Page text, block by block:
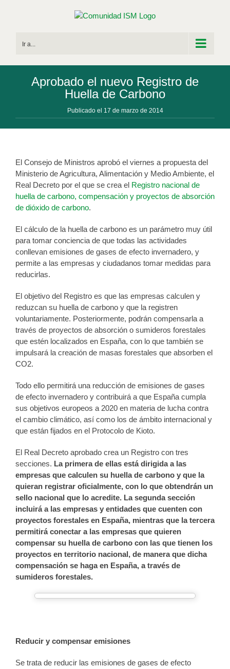
Ir a...
Aprobado el nuevo Registro de
Huella de Carbono
Publicado el 17 de marzo de 2014
El Consejo de Ministros aprobó el viernes a propuesta del
Ministerio de Agricultura, Alimentación y Medio Ambiente, el
Real Decreto por el que se crea el Registro nacional de
huella de carbono, compensación y proyectos de absorción
de dióxido de carbono.
El cálculo de la huella de carbono es un parámetro muy útil
para tomar conciencia de que todas las actividades
conllevan emisiones de gases de efecto invernadero, y
permite a las empresas y ciudadanos tomar medidas para
reducirlas.
El objetivo del Registro es que las empresas calculen y
reduzcan su huella de carbono y que la registren
voluntariamente. Posteriormente, podrán compensarla a
través de proyectos de absorción o sumideros forestales
que estén localizados en España, con lo que también se
impulsará la creación de masas forestales que absorben el
CO2.
Todo ello permitirá una reducción de emisiones de gases
de efecto invernadero y contribuirá a que España cumpla
sus objetivos europeos a 2020 en materia de lucha contra
el cambio climático, así como los de ámbito internacional y
que están fijados en el Protocolo de Kioto.
El Real Decreto aprobado crea un Registro con tres
secciones. La primera de ellas está dirigida a las
empresas que calculen su huella de carbono y que la
quieran registrar oficialmente, con lo que obtendrán un
sello nacional que lo acredite. La segunda sección
incluirá a las empresas y entidades que cuenten con
proyectos forestales en España, mientras que la tercera
permitirá conectar a las empresas que quieren
compensar su huella de carbono con las que tienen los
proyectos en territorio nacional, de manera que dicha
compensación se haga en España, a través de
sumideros forestales.
Reducir y compensar emisiones
Se trata de reducir las emisiones de gases de efecto